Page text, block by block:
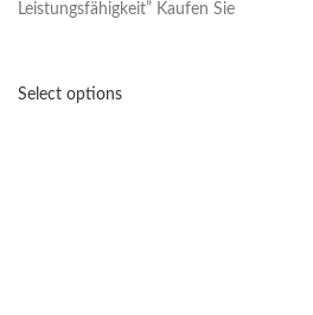
Leistungsfähigkeit” Kaufen Sie
Select options